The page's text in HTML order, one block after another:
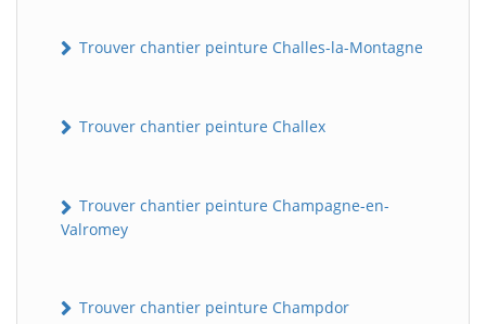
Trouver chantier peinture Challes-la-Montagne
Trouver chantier peinture Challex
Trouver chantier peinture Champagne-en-
Valromey
Trouver chantier peinture Champdor